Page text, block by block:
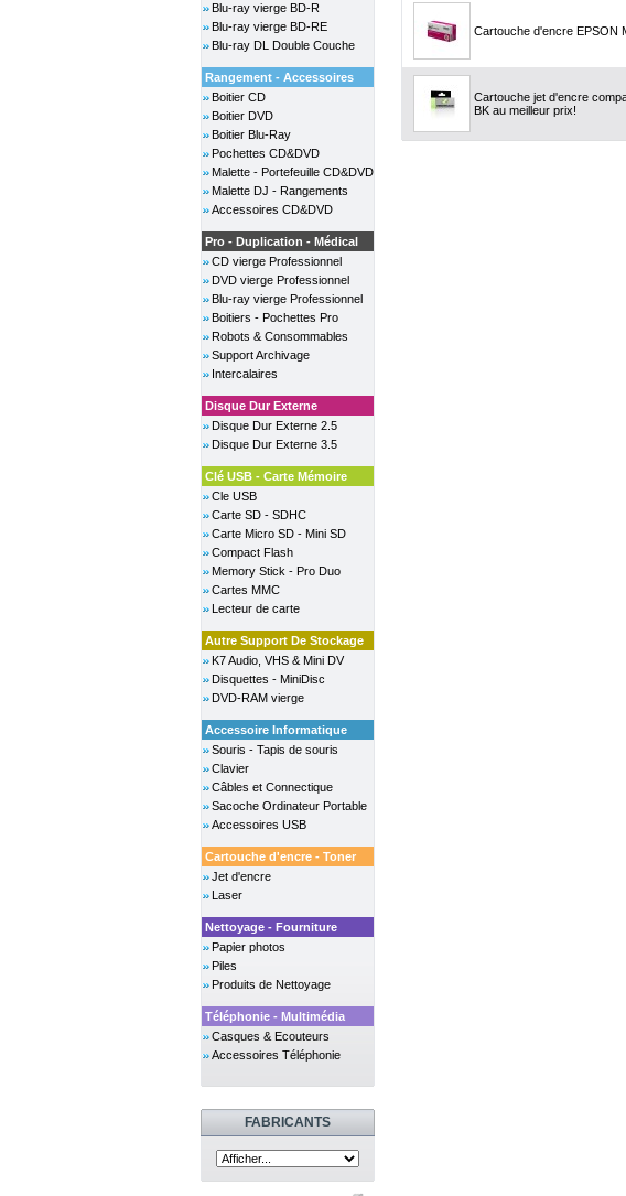
Blu-ray vierge BD-R
Blu-ray vierge BD-RE
Blu-ray DL Double Couche
Rangement - Accessoires
Boitier CD
Boitier DVD
Boitier Blu-Ray
Pochettes CD&DVD
Malette - Portefeuille CD&DVD
Malette DJ - Rangements
Accessoires CD&DVD
Pro - Duplication - Médical
CD vierge Professionnel
DVD vierge Professionnel
Blu-ray vierge Professionnel
Boitiers - Pochettes Pro
Robots & Consommables
Support Archivage
Intercalaires
Disque Dur Externe
Disque Dur Externe 2.5
Disque Dur Externe 3.5
Clé USB - Carte Mémoire
Cle USB
Carte SD - SDHC
Carte Micro SD - Mini SD
Compact Flash
Memory Stick - Pro Duo
Cartes MMC
Lecteur de carte
Autre Support De Stockage
K7 Audio, VHS & Mini DV
Disquettes - MiniDisc
DVD-RAM vierge
Accessoire Informatique
Souris - Tapis de souris
Clavier
Câbles et Connectique
Sacoche Ordinateur Portable
Accessoires USB
Cartouche d'encre - Toner
Jet d'encre
Laser
Nettoyage - Fourniture
Papier photos
Piles
Produits de Nettoyage
Téléphonie - Multimédia
Casques & Ecouteurs
Accessoires Téléphonie
FABRICANTS
Cartouche d'encre EPSON
Cartouche jet d'encre
BK au meilleur prix!